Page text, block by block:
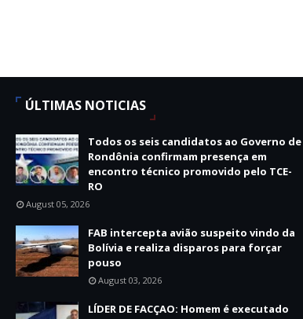
ÚLTIMAS NOTICIAS
Todos os seis candidatos ao Governo de
Rondônia confirmam presença em
encontro técnico promovido pelo TCE-
RO
August 05, 2026
FAB intercepta avião suspeito vindo da
Bolívia e realiza disparos para forçar
pouso
August 03, 2026
LÍDER DE FACÇAO: Homem é executado